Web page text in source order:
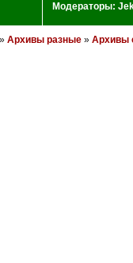
Модераторы:
Архивы разные» Архивы